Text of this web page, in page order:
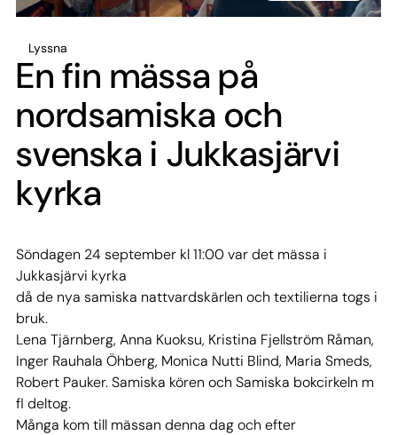
Lyssna
En fin mässa på
nordsamiska och
svenska i Jukkasjärvi
kyrka
Söndagen 24 september kl 11:00 var det mässa i
Jukkasjärvi kyrka
då de nya samiska nattvardskärlen och textilierna togs i
bruk.
Lena Tjärnberg, Anna Kuoksu, Kristina Fjellström Råman,
Inger Rauhala Öhberg, Monica Nutti Blind, Maria Smeds,
Robert Pauker. Samiska kören och Samiska bokcirkeln m
fl deltog.
Många kom till mässan denna dag och efter